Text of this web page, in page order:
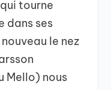
tourne
dans ses
le nez
Mello) nous